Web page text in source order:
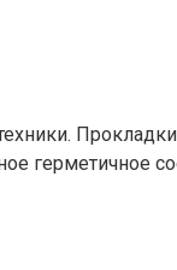
герметичное